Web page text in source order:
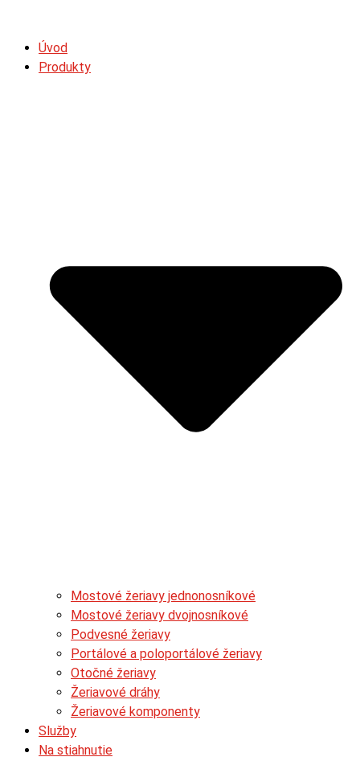
Úvod
Produkty
Mostové žeriavy jednonosníkové
Mostové žeriavy dvojnosníkové
Podvesné žeriavy
Portálové a poloportálové žeriavy
Otočné žeriavy
Žeriavové dráhy
Žeriavové komponenty
Služby
Na stiahnutie